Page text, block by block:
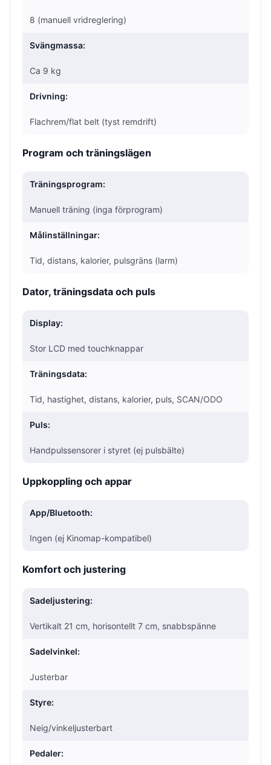
8 (manuell vridreglering)
Svängmassa:
Ca 9 kg
Drivning:
Flachrem/flat belt (tyst remdrift)
Program och träningslägen
Träningsprogram:
Manuell träning (inga förprogram)
Målinställningar:
Tid, distans, kalorier, pulsgräns (larm)
Dator, träningsdata och puls
Display:
Stor LCD med touchknappar
Träningsdata:
Tid, hastighet, distans, kalorier, puls, SCAN/ODO
Puls:
Handpulssensorer i styret (ej pulsbälte)
Uppkoppling och appar
App/Bluetooth:
Ingen (ej Kinomap-kompatibel)
Komfort och justering
Sadeljustering:
Vertikalt 21 cm, horisontellt 7 cm, snabbspänne
Sadelvinkel:
Justerbar
Styre:
Neig/vinkeljusterbart
Pedaler: